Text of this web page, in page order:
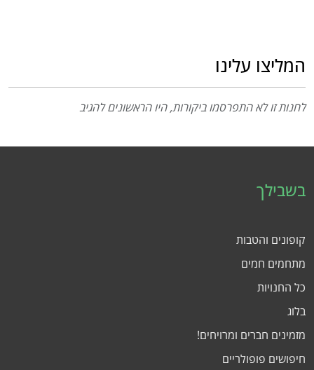
המליצו עלינו
לחנות זו לא התפרסמו ביקורות, היו הראשונים להגיב
בשבילך
קופונים והטבות
מתחמים חמים
כל החנויות
בלוג
מזמינים חברים ומרויחים!
חיפושים פופולריים